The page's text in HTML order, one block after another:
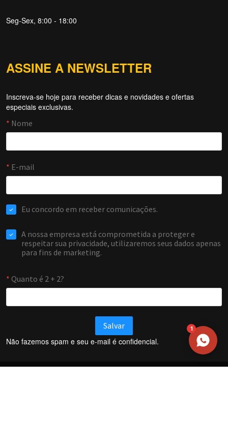
Seg-Sex, 8:00 - 18:00
ASSINE A NEWSLETTER
Inscreva-se hoje para receber dicas e novidades e ofertas
especiais exclusivas.
Não fazemos spam e seu e-mail é confidencial.
Forti Firewall
EMAIL
WHATSAPP / TELEFONE
1